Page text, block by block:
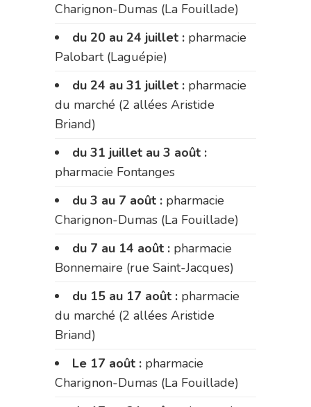
Charignon-Dumas (La Fouillade)
du 20 au 24 juillet : pharmacie
Palobart (Laguépie)
du 24 au 31 juillet : pharmacie
du marché (2 allées Aristide
Briand)
du 31 juillet au 3 août :
pharmacie Fontanges
du 3 au 7 août : pharmacie
Charignon-Dumas (La Fouillade)
du 7 au 14 août : pharmacie
Bonnemaire (rue Saint-Jacques)
du 15 au 17 août : pharmacie
du marché (2 allées Aristide
Briand)
Le 17 août : pharmacie
Charignon-Dumas (La Fouillade)